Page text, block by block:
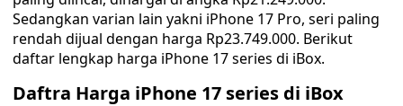
Sedangkan varian lain yakni iPhone 17 Pro, seri paling
rendah dijual dengan harga Rp23.749.000. Berikut
daftar lengkap harga iPhone 17 series di iBox.
Daftra Harga iPhone 17 series di iBox